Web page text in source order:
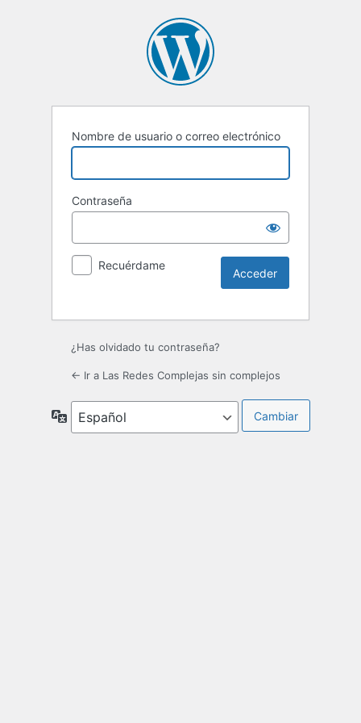
Nombre de usuario o correo electrónico
Contraseña
Recuérdame
¿Has olvidado tu contraseña?
← Ir a Las Redes Complejas sin complejos
Idioma